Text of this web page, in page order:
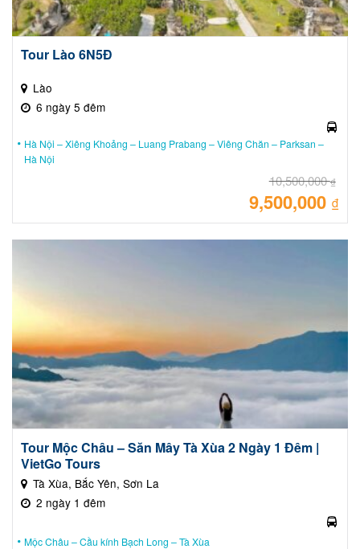
Tour Lào 6N5Đ
Lào
6 ngày 5 đêm
Hà Nội – Xiêng Khoảng – Luang Prabang – Viêng Chăn – Parksan –
Hà Nội
10,500,000₫
gốc
9,500,000 ₫
Giá
tại
Tour Mộc Châu – Săn Mây Tà Xùa 2 Ngày 1 Đêm |
VietGo Tours
Tà Xùa, Bắc Yên, Sơn La
2 ngày 1 đêm
Mộc Châu – Cầu kính Bạch Long – Tà Xùa